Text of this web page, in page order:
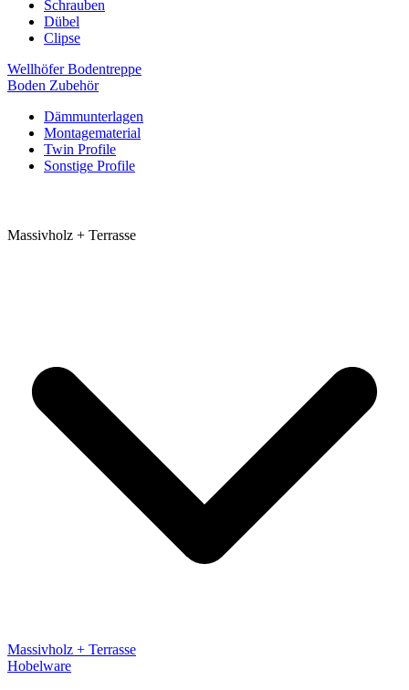
Schrauben
Dübel
Clipse
Wellhöfer Bodentreppe
Boden Zubehör
Dämmunterlagen
Montagematerial
Twin Profile
Sonstige Profile
Massivholz + Terrasse
Massivholz + Terrasse
Hobelware